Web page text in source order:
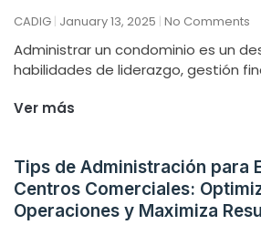
CADIG January 13, 2025 No Comments
Administrar un condominio es un
habilidades de liderazgo, gestión
Ver más
Tips de Administración para
Centros Comerciales:
Operaciones y Maximiza